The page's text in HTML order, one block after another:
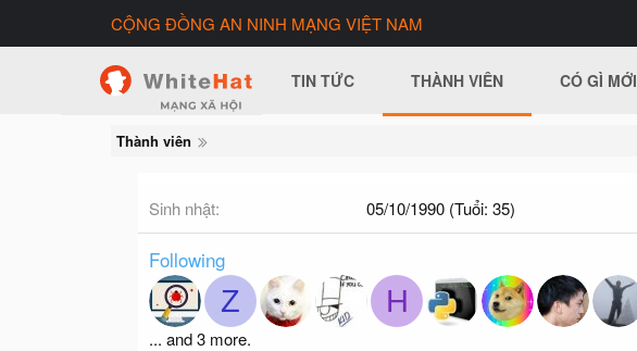
CỘNG ĐỒNG AN NINH MẠNG VIỆT NAM
TIN TỨC THÀNH VIÊN CÓ GÌ MỚI
Thành viên
Sinh nhật 05/10/1990 (Tuổi: 35)
Following
Z H
... and 3 more.